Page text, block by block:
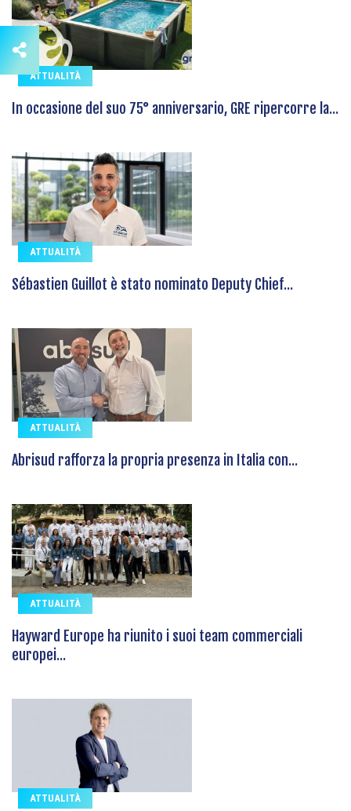
ATTUALITÀ
In occasione del suo 75° anniversario, GRE ripercorre la...
ATTUALITÀ
Sébastien Guillot è stato nominato Deputy Chief...
ATTUALITÀ
Abrisud rafforza la propria presenza in Italia con...
ATTUALITÀ
Hayward Europe ha riunito i suoi team commerciali
europei...
ATTUALITÀ